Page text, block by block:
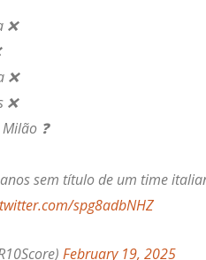
❌
❌
❌
❓
sem título de um time
spg8adbNHZ
February 19, 2025